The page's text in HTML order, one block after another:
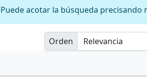
Puede acotar la búsqueda precisando
Orden